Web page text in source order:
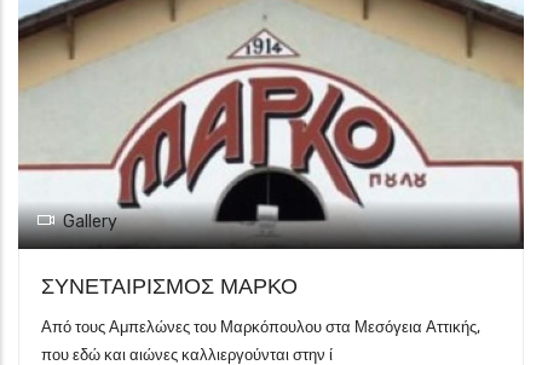
Gallery
ΣΥΝΕΤΑΙΡΙΣΜΟΣ ΜΑΡΚΟ
Από τους Αμπελώνες του Μαρκόπουλου στα Μεσόγεια Αττικής,
που εδώ και αιώνες καλλιεργούνται στην ί